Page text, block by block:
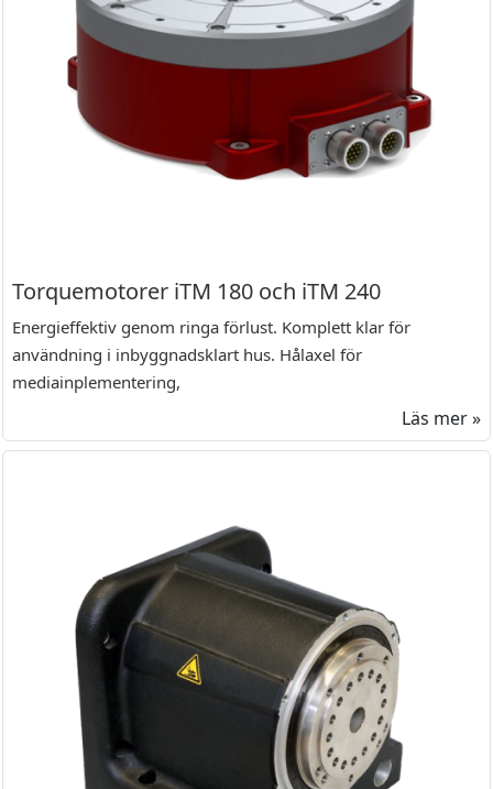
Torquemotorer iTM 180 och iTM 240
Energieffektiv genom ringa förlust. Komplett klar för
användning i inbyggnadsklart hus. Hålaxel för
mediainplementering,
Läs mer »